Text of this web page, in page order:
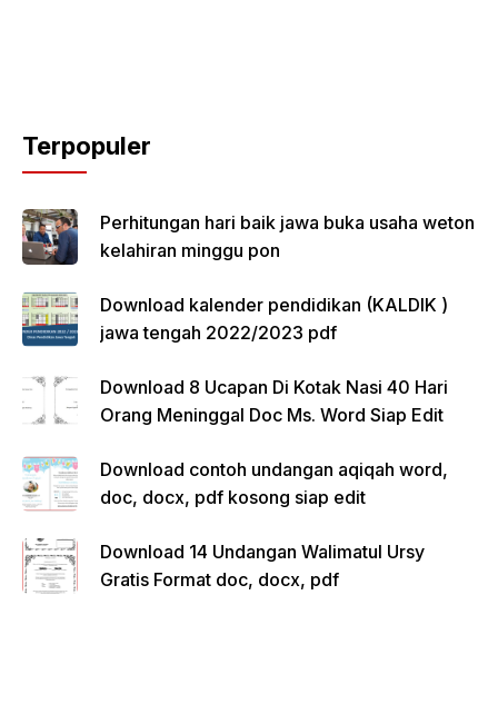
Terpopuler
Perhitungan hari baik jawa buka usaha weton
kelahiran minggu pon
Download kalender pendidikan (KALDIK )
jawa tengah 2022/2023 pdf
Download 8 Ucapan Di Kotak Nasi 40 Hari
Orang Meninggal Doc Ms. Word Siap Edit
Download contoh undangan aqiqah word,
doc, docx, pdf kosong siap edit
Download 14 Undangan Walimatul Ursy
Gratis Format doc, docx, pdf